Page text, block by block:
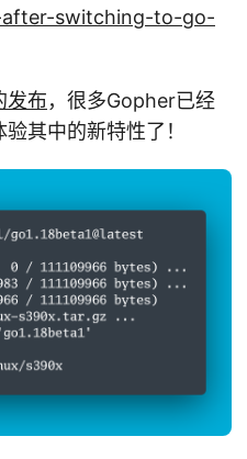
switching-to-go-
发布，很多Gopher已经
其中的新特性了！